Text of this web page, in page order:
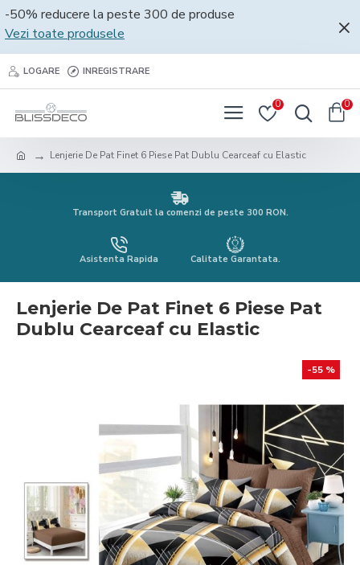
-50% reducere la peste 300 de produse
Vezi toate produsele
LOGARE INREGISTRARE
0 0
Lenjerie De Pat Finet 6 Piese Pat Dublu Cearceaf cu Elastic
Transport Gratuit la comenzi de peste 300 RON.
Asistenta Rapida Calitate Garantata.
Lenjerie De Pat Finet 6 Piese Pat
Dublu Cearceaf cu Elastic
-55 %